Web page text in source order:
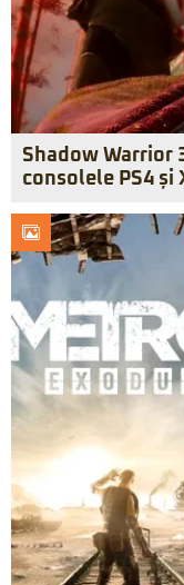
Shadow Warrior
consolele PS4 și